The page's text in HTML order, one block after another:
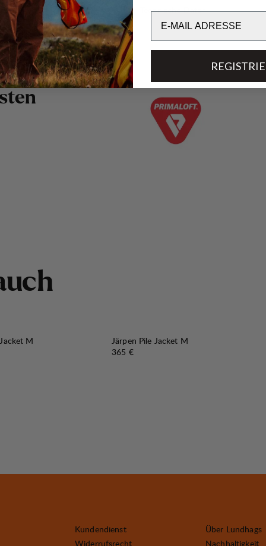
Technische Daten
sten
uch
M
Järpen Pile Jacket M
Preis:
365 €
Kundendienst
Widerrufsrecht
Über Lundhags
Nachhaltigkeit